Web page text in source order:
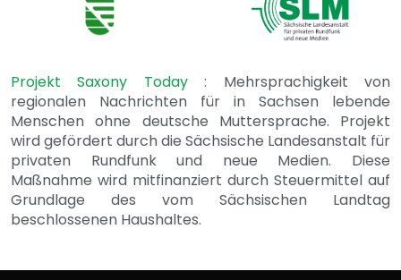
Projekt Saxony Today: Mehrsprachigkeit von
regionalen Nachrichten für in Sachsen lebende
Menschen ohne deutsche Muttersprache. Projekt
wird gefördert durch die Sächsische Landesanstalt für
privaten Rundfunk und neue Medien. Diese
Maßnahme wird mitfinanziert durch Steuermittel auf
Grundlage des vom Sächsischen Landtag
beschlossenen Haushaltes.